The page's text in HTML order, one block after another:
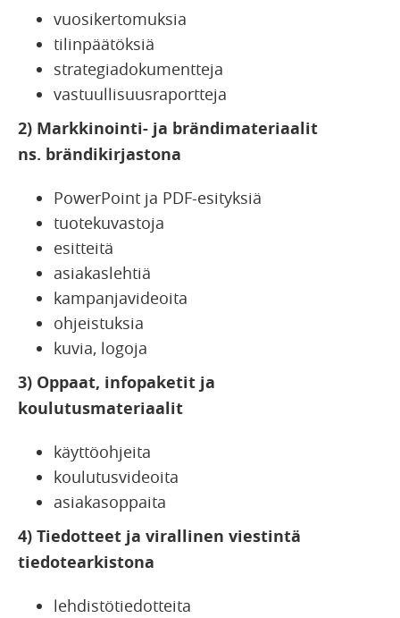
vuosikertomuksia
tilinpäätöksiä
strategiadokumentteja
vastuullisuusraportteja
2) Markkinointi- ja brändimateriaalit
ns. brändikirjastona
PowerPoint ja PDF-esityksiä
tuotekuvastoja
esitteitä
asiakaslehtiä
kampanjavideoita
ohjeistuksia
kuvia, logoja
3) Oppaat, infopaketit ja
koulutusmateriaalit
käyttöohjeita
koulutusvideoita
asiakasoppaita
4) Tiedotteet ja virallinen viestintä
tiedotearkistona
lehdistötiedotteita